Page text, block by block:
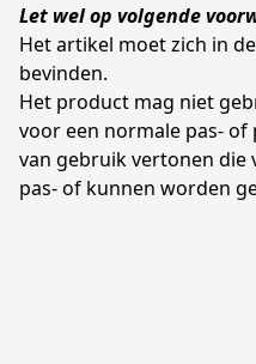
Let wel op volgende
Het artikel moet zich in
bevinden.
Het product mag niet
voor een normale pas-
van gebruik vertonen die
pas- of kunnen worden